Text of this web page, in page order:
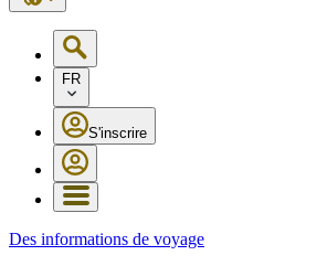
FR
S'inscrire
Des informations de voyage